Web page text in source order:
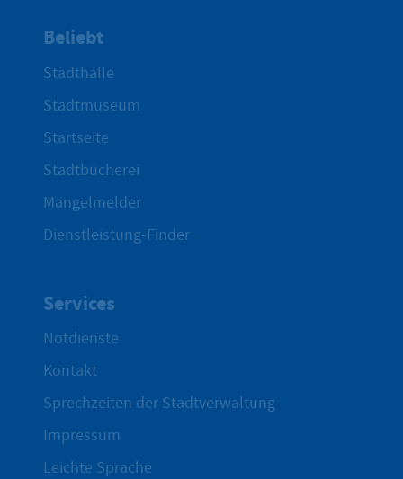
Beliebt
Stadthalle
Stadtmuseum
Startseite
Stadtbücherei
Mängelmelder
Dienstleistung-Finder
Services
Notdienste
Kontakt
Sprechzeiten der Stadtverwaltung
Impressum
Leichte Sprache